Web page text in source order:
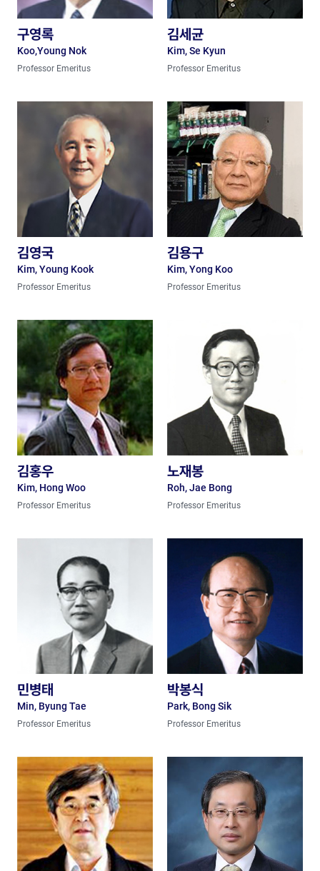
구영록
Koo,Young Nok
Professor Emeritus
김세균
Kim, Se Kyun
Professor Emeritus
김영국
Kim, Young Kook
Professor Emeritus
김용구
Kim, Yong Koo
Professor Emeritus
김홍우
Kim, Hong Woo
Professor Emeritus
노재봉
Roh, Jae Bong
Professor Emeritus
민병태
Min, Byung Tae
Professor Emeritus
박봉식
Park, Bong Sik
Professor Emeritus